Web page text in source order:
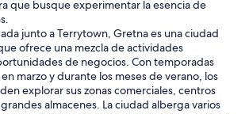
que busque experimentar la esencia de
junto a Terrytown, Gretna es una ciudad
ofrece una mezcla de actividades
de negocios. Con temporadas
marzo y durante los meses de verano, los
explorar sus zonas comerciales, centros
almacenes. La ciudad alberga varios